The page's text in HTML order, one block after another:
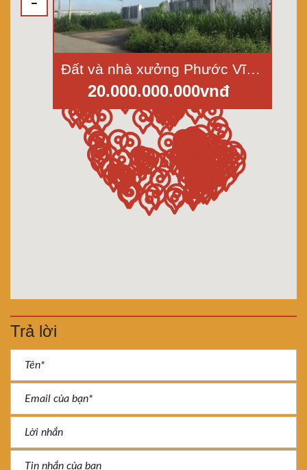
Đất và nhà xưởng Phước Vĩnh An, Củ Chi, diện tích 3000m2, xây 1000m2 hoàn thiện
20.000.000.000vnđ
Trả lời